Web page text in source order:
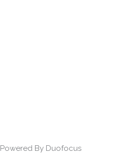
Powered By Duofocus